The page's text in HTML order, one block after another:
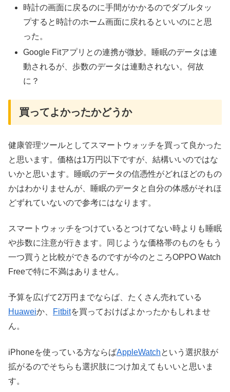
時計の画面に戻るのに手間がかかるのでダブルタッ
プすると時計のホーム画面に戻れるといいのにと思
った。
Google Fitアプリとの連携が微妙。睡眠のデータは連
動されるが、歩数のデータは連動されない。何故
に？
買ってよかったかどうか
健康管理ツールとしてスマートウォッチを買って良かった
と思います。価格は1万円以下ですが、結構いいのではな
いかと思います。睡眠のデータの信憑性がどれほどのもの
かはわかりませんが、睡眠のデータと自分の体感がそれほ
どずれていないので参考にはなります。
スマートウォッチをつけているとつけてない時よりも睡眠
や歩数に注意が行きます。同じような価格帯のものをもう
一つ買うと比較ができるのですが今のところOPPO Watch
Freeで特に不満はありません。
予算を広げて2万円までならば、たくさん売れている
Huaweiか、 Fitbitを買っておけばよかったかもしれませ
ん。
iPhoneを使っている方ならばAppleWatchという選択肢が
拡がるのでそちらも選択肢につけ加えてもいいと思いま
す。